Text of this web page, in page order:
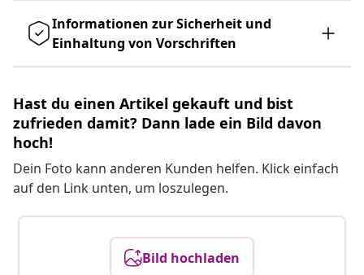
Informationen zur Sicherheit und
Einhaltung von Vorschriften
Hast du einen Artikel gekauft und bist
zufrieden damit? Dann lade ein Bild davon
hoch!
Dein Foto kann anderen Kunden helfen. Klick einfach
auf den Link unten, um loszulegen.
Bild hochladen